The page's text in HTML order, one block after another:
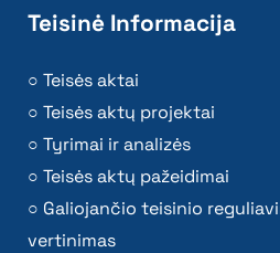
Teisinė Informacija
Teisės aktai
Teisės aktų projektai
Tyrimai ir analizės
Teisės aktų pažeidimai
Galiojančio teisinio
vertinimas